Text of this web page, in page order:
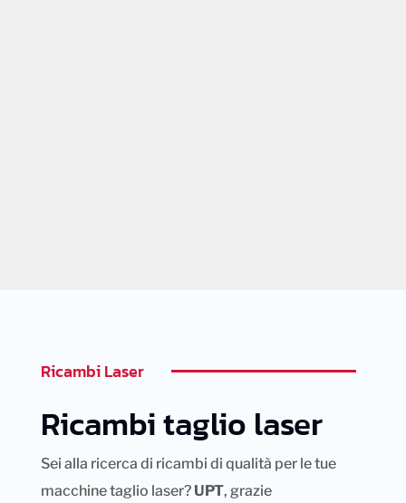
Ricambi Laser
Ricambi taglio laser
Sei alla ricerca di ricambi di qualità per le tue
macchine taglio laser? UPT, grazie